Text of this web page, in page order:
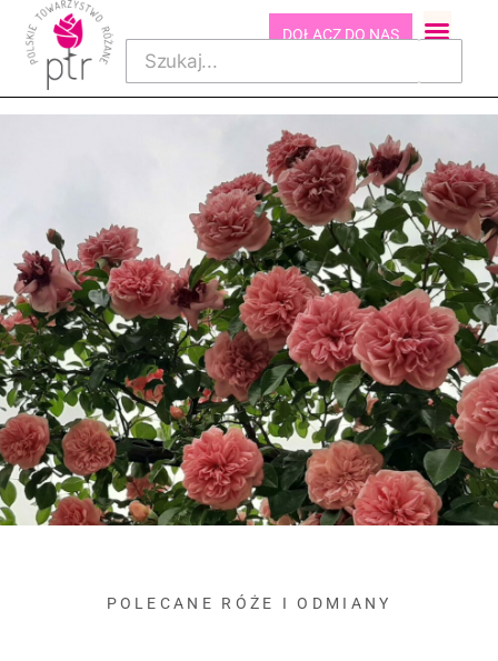
DOŁĄCZ DO NAS
POLECANE RÓŻE I ODMIANY